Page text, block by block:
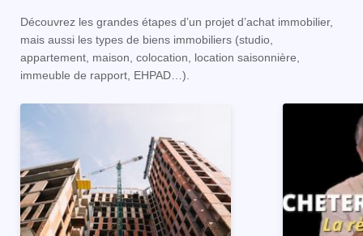
Découvrez les grandes étapes d’un projet d’achat immobilier,
mais aussi les types de biens immobiliers (studio,
appartement, maison, colocation, location saisonnière,
immeuble de rapport, EHPAD…).